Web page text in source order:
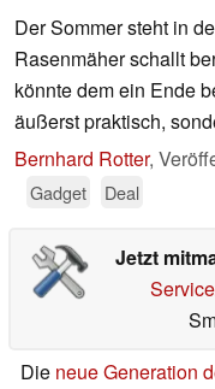
Der Sommer steht in
Rasenmäher schallt
könnte dem ein Ende
äußerst praktisch,
Bernhard Rotter,
Gadget
Deal
Jetzt
Die neue Generation